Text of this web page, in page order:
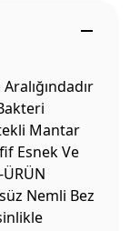
Mantar
Esnek Ve
Nemli Bez